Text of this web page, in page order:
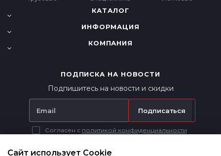
КАТАЛОГ
ИНФОРМАЦИЯ
КОМПАНИЯ
ПОДПИСКА НА НОВОСТИ
Подпишитесь на новости и скидки
Подписаться
Согласен с политикой конфиденциальности
информационный характер и ни при каких условиях не является
Сайт использует Cookie